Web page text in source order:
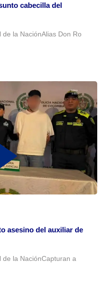
cabecilla del
la NaciónAlias Don Ro
asesino del auxiliar de
la NaciónCapturan a